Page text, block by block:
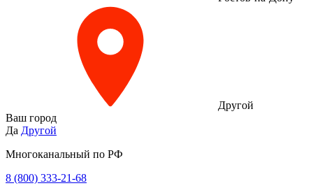
Другой
Ваш город
Да Другой
Многоканальный по РФ
8 (800) 333‑21-68